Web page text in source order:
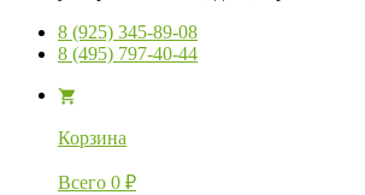
8 (925) 345-89-08
8 (495) 797-40-44
Корзина
Всего 0 ₽